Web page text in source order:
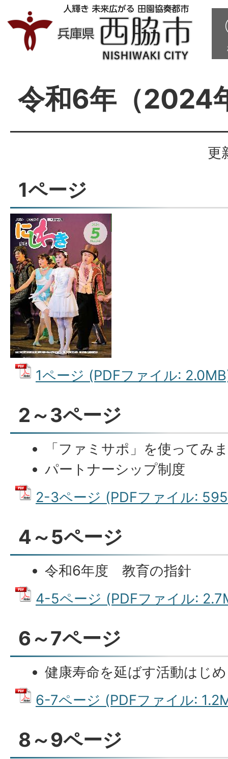
令和6年（2024
更
1ページ
1ページ (PDFファイル:
2～3ページ
「ファミサポ」を使ってみ
パートナーシップ制度
2-3ページ (PDFファイル:
4～5ページ
令和6年度 教育の指針
4-5ページ (PDFファイル:
6～7ページ
健康寿命を延ばす活動はじ
6-7ページ (PDFファイル:
8～9ページ